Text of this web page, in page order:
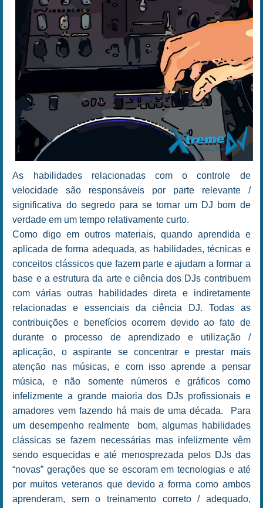
As habilidades relacionadas com o controle de
velocidade são responsáveis por parte relevante /
significativa do segredo para se tornar um DJ bom de
verdade em um tempo relativamente curto.
Como digo em outros materiais, quando aprendida e
aplicada de forma adequada, as habilidades, técnicas e
conceitos clássicos que fazem parte e ajudam a formar a
base e a estrutura da arte e ciência dos DJs contribuem
com várias outras habilidades direta e indiretamente
relacionadas e essenciais da ciência DJ. Todas as
contribuições e benefícios ocorrem devido ao fato de
durante o processo de aprendizado e utilização /
aplicação, o aspirante se concentrar e prestar mais
atenção nas músicas, e com isso aprende a pensar
música, e não somente números e gráficos como
infelizmente a grande maioria dos DJs profissionais e
amadores vem fazendo há mais de uma década. Para
um desempenho realmente bom, algumas habilidades
clássicas se fazem necessárias mas infelizmente vêm
sendo esquecidas e até menosprezada pelos DJs das
“novas” gerações que se escoram em tecnologias e até
por muitos veteranos que devido a forma como ambos
aprenderam, sem o treinamento correto / adequado,